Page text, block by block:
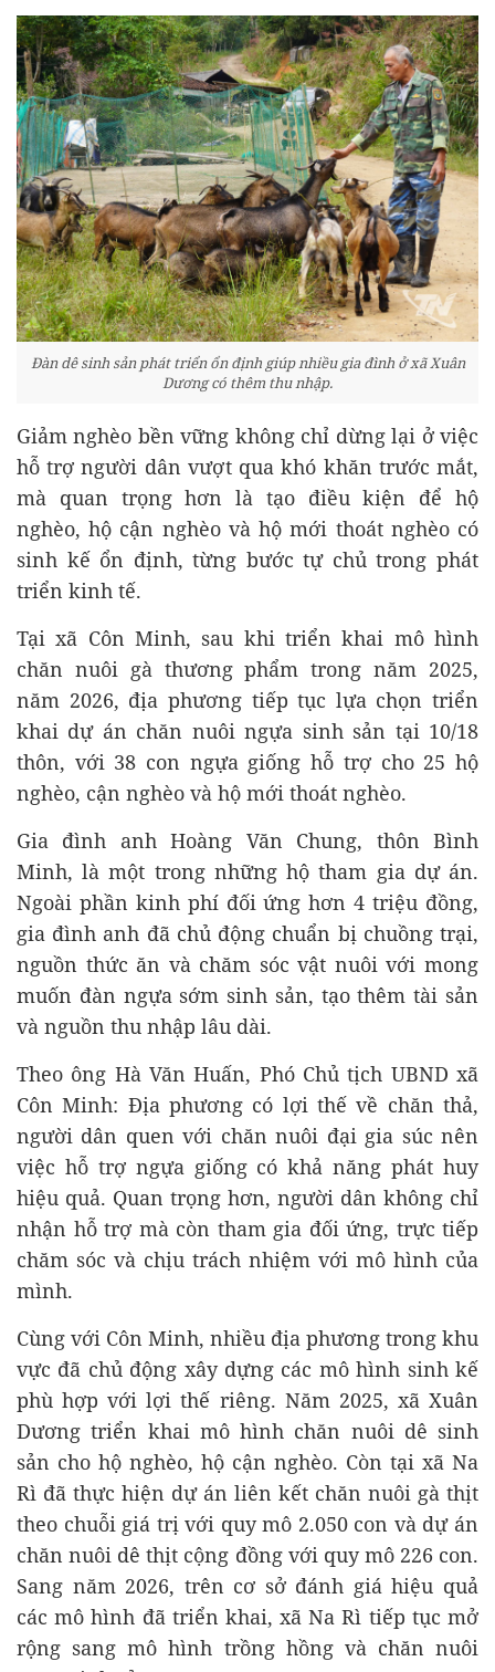
Đàn dê sinh sản phát triển ổn định giúp nhiều gia đình ở xã Xuân
Dương có thêm thu nhập.
Giảm nghèo bền vững không chỉ dừng lại ở việc
hỗ trợ người dân vượt qua khó khăn trước mắt,
mà quan trọng hơn là tạo điều kiện để hộ
nghèo, hộ cận nghèo và hộ mới thoát nghèo có
sinh kế ổn định, từng bước tự chủ trong phát
triển kinh tế.
Tại xã Côn Minh, sau khi triển khai mô hình
chăn nuôi gà thương phẩm trong năm 2025,
năm 2026, địa phương tiếp tục lựa chọn triển
khai dự án chăn nuôi ngựa sinh sản tại 10/18
thôn, với 38 con ngựa giống hỗ trợ cho 25 hộ
nghèo, cận nghèo và hộ mới thoát nghèo.
Gia đình anh Hoàng Văn Chung, thôn Bình
Minh, là một trong những hộ tham gia dự án.
Ngoài phần kinh phí đối ứng hơn 4 triệu đồng,
gia đình anh đã chủ động chuẩn bị chuồng trại,
nguồn thức ăn và chăm sóc vật nuôi với mong
muốn đàn ngựa sớm sinh sản, tạo thêm tài sản
và nguồn thu nhập lâu dài.
Theo ông Hà Văn Huấn, Phó Chủ tịch UBND xã
Côn Minh: Địa phương có lợi thế về chăn thả,
người dân quen với chăn nuôi đại gia súc nên
việc hỗ trợ ngựa giống có khả năng phát huy
hiệu quả. Quan trọng hơn, người dân không chỉ
nhận hỗ trợ mà còn tham gia đối ứng, trực tiếp
chăm sóc và chịu trách nhiệm với mô hình của
mình.
Cùng với Côn Minh, nhiều địa phương trong khu
vực đã chủ động xây dựng các mô hình sinh kế
phù hợp với lợi thế riêng. Năm 2025, xã Xuân
Dương triển khai mô hình chăn nuôi dê sinh
sản cho hộ nghèo, hộ cận nghèo. Còn tại xã Na
Rì đã thực hiện dự án liên kết chăn nuôi gà thịt
theo chuỗi giá trị với quy mô 2.050 con và dự án
chăn nuôi dê thịt cộng đồng với quy mô 226 con.
Sang năm 2026, trên cơ sở đánh giá hiệu quả
các mô hình đã triển khai, xã Na Rì tiếp tục mở
rộng sang mô hình trồng hồng và chăn nuôi